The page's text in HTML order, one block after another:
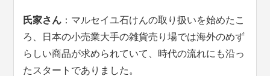
氏家さん ：マルセイユ石けんの取り扱いを始めたこ
ろ、日本の小売業大手の雑貨売り場では海外のめず
らしい商品が求められていて、時代の流れにも沿っ
たスタートでありました。